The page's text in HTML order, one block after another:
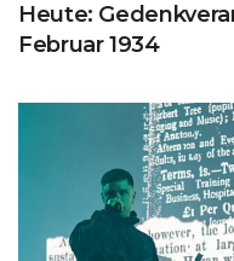
Heute:
Februar 1934